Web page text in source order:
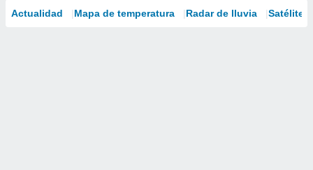
Actualidad Mapa de temperatura Radar de lluvia Satélites